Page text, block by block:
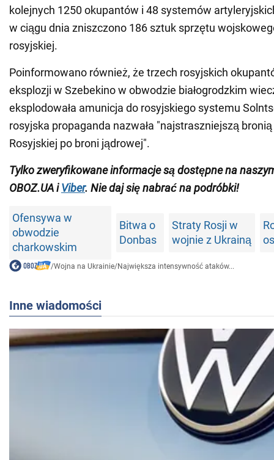
kolejnych 1250 okupantów i 48 systemów
w ciągu dnia zniszczono 186 sztuk sprzętu
rosyjskiej.
Poinformowano również, że trzech rosyjskich
eksplozji w Szebekino w obwodzie białogrodzkim
eksplodowała amunicja do rosyjskiego systemu
rosyjska propaganda nazwała "najstraszniejszą
Rosyjskiej po broni jądrowej".
Tylko zweryfikowane informacje są dostępne na
OBOZ.UA iViber. Nie daj się nabrać na podróbki!
Ofensywa w
obwodzie
charkowskim
Bitwa o
Donbas
Straty Rosji w
wojnie z Ukrainą
/Wojna na Ukrainie/Największa intensywność ataków...
Inne wiadomości